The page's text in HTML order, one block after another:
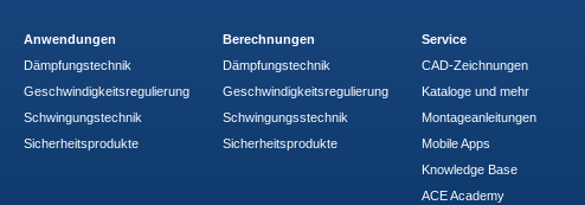
Anwendungen
Dämpfungstechnik
Geschwindigkeitsregulierung
Schwingungstechnik
Sicherheitsprodukte
Berechnungen
Dämpfungstechnik
Geschwindigkeitsregulierung
Schwingungsstechnik
Sicherheitsprodukte
Service
CAD-Zeichnungen
Kataloge und mehr
Montageanleitungen
Mobile Apps
Knowledge Base
ACE Academy